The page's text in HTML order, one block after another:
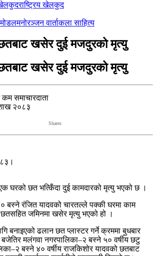
खेलकुदराष्ट्रिय खेलकुद
मोडलमनोरञ्जन वार्ताकला साहित्य
छतबाट खसेर दुई मजदुरको मृत्यु
छतबाट खसेर दुई मजदुरको मृत्यु
समाचारदाता
२०८३
Shares
एक घरको छत भत्किँदा दुई कामदारको मृत्यु भएको छ ।
बस्ने रंजित यादवको चारतल्ले पक्की घरमा काम
जमिनमा खसेर मृत्यु भएको हो ।
बनाइएको ढलान छत प्लास्टर गर्ने क्रममा बुधबार
बजेतिर मलंगवा नगरपालिका–२ बस्ने ५० वर्षीय छटु
बस्ने ४० वर्षीय राजकिशोर यादवको छतबाट